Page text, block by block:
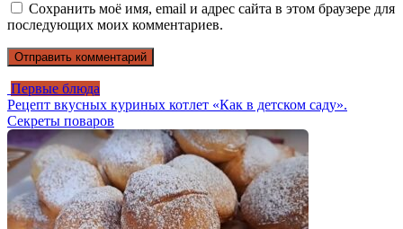
Сохранить моё имя, email и адрес сайта в этом браузере для
последующих моих комментариев.
Первые блюда
Рецепт вкусных куриных котлет «Как в детском саду».
Секреты поваров